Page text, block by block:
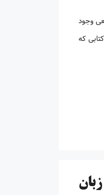
وجود
که